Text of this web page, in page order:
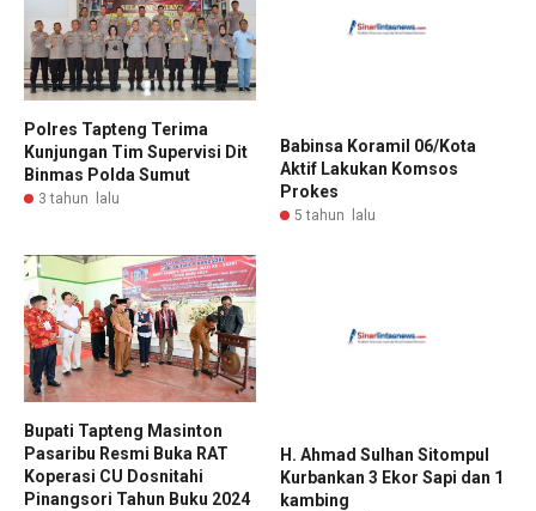
Polres Tapteng Terima
Kunjungan Tim Supervisi Dit
Binmas Polda Sumut
3 tahun lalu
Babinsa Koramil 06/Kota
Aktif Lakukan Komsos
Prokes
5 tahun lalu
Bupati Tapteng Masinton
Pasaribu Resmi Buka RAT
Koperasi CU Dosnitahi
Pinangsori Tahun Buku 2024
H. Ahmad Sulhan Sitompul
Kurbankan 3 Ekor Sapi dan 1
kambing